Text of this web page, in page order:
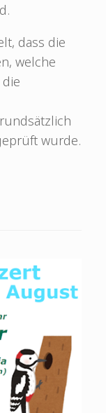
dass die
welche
wurde.